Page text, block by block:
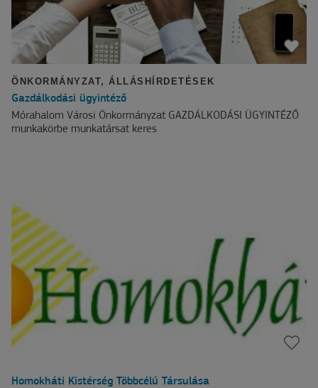
ÖNKORMÁNYZAT, ÁLLÁSHÍRDETÉSEK
Gazdálkodási ügyintéző
Mórahalom Városi Önkormányzat GAZDÁLKODÁSI ÜGYINTÉZŐ
munkakörbe munkatársat keres
Homokháti Kistérség Többcélú Társulása